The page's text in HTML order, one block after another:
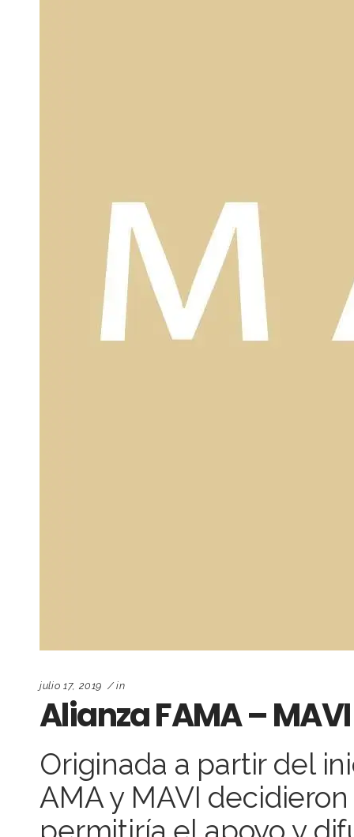
julio 17, 2019 in
Alianza FAMA – MAVI
Originada a partir del
AMA y MAVI